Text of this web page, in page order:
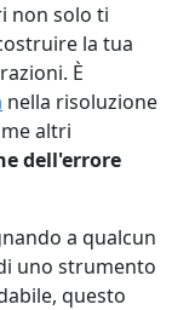
non solo ti
la tua
È
nella risoluzione
altri
dell'errore
a qualcun
uno strumento
questo